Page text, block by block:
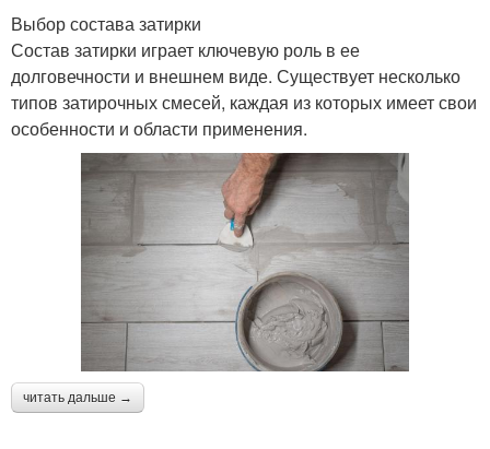
Выбор состава затирки
Состав затирки играет ключевую роль в ее
долговечности и внешнем виде. Существует несколько
типов затирочных смесей, каждая из которых имеет свои
особенности и области применения.
читать дальше →